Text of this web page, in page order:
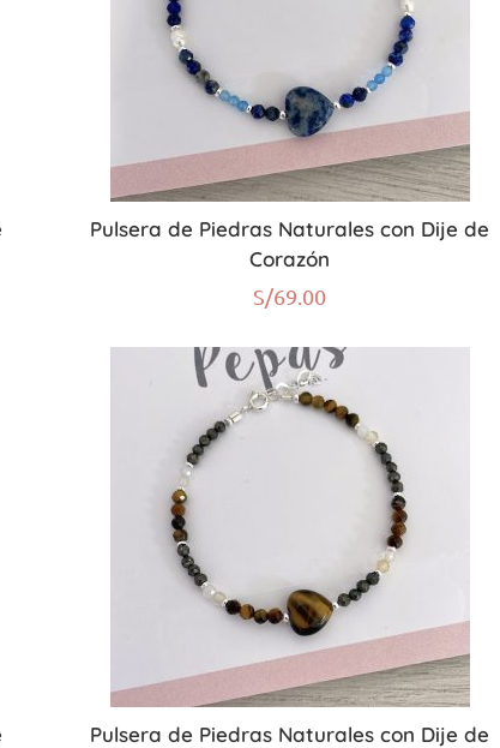
Pulsera de Piedras Naturales con Dije de
Corazón
S/69.00
Pulsera de Piedras Naturales con Dije de